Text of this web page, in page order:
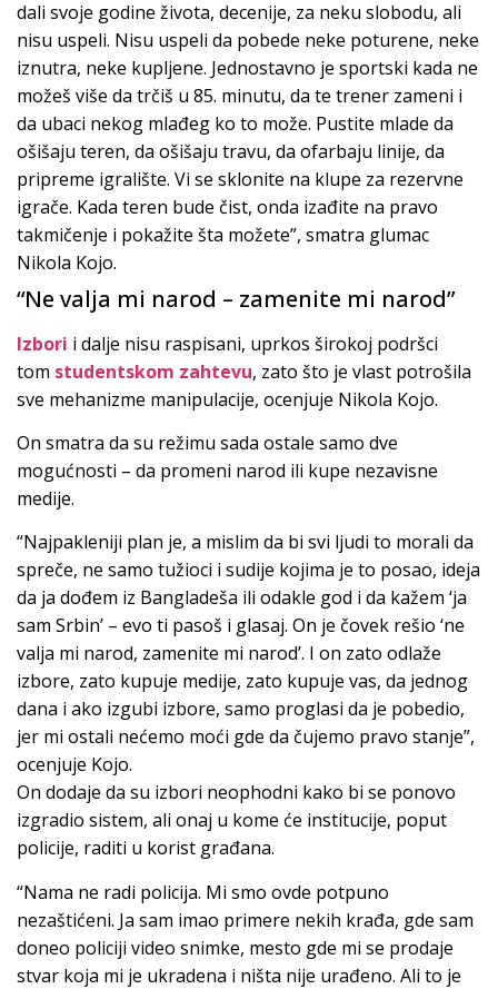
dali svoje godine života, decenije, za neku slobodu, ali
nisu uspeli. Nisu uspeli da pobede neke poturene, neke
iznutra, neke kupljene. Jednostavno je sportski kada ne
možeš više da trčiš u 85. minutu, da te trener zameni i
da ubaci nekog mlađeg ko to može. Pustite mlade da
ošišaju teren, da ošišaju travu, da ofarbaju linije, da
pripreme igralište. Vi se sklonite na klupe za rezervne
igrače. Kada teren bude čist, onda izađite na pravo
takmičenje i pokažite šta možete”, smatra glumac
Nikola Kojo.
“Ne valja mi narod – zamenite mi narod”
Izbori i dalje nisu raspisani, uprkos širokoj podršci
tom studentskom zahtevu, zato što je vlast potrošila
sve mehanizme manipulacije, ocenjuje Nikola Kojo.
On smatra da su režimu sada ostale samo dve
mogućnosti – da promeni narod ili kupe nezavisne
medije.
“Najpakleniji plan je, a mislim da bi svi ljudi to morali da
spreče, ne samo tužioci i sudije kojima je to posao, ideja
da ja dođem iz Bangladeša ili odakle god i da kažem ‘ja
sam Srbin’ – evo ti pasoš i glasaj. On je čovek rešio ‘ne
valja mi narod, zamenite mi narod’. I on zato odlaže
izbore, zato kupuje medije, zato kupuje vas, da jednog
dana i ako izgubi izbore, samo proglasi da je pobedio,
jer mi ostali nećemo moći gde da čujemo pravo stanje”,
ocenjuje Kojo.
On dodaje da su izbori neophodni kako bi se ponovo
izgradio sistem, ali onaj u kome će institucije, poput
policije, raditi u korist građana.
“Nama ne radi policija. Mi smo ovde potpuno
nezaštićeni. Ja sam imao primere nekih krađa, gde sam
doneo policiji video snimke, mesto gde mi se prodaje
stvar koja mi je ukradena i ništa nije urađeno. Ali to je